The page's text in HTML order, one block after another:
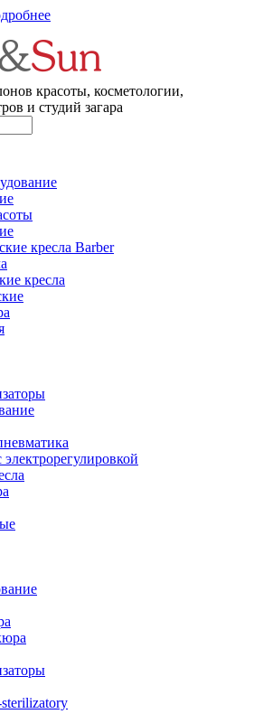
красоты, косметологии,
и студий загара
кресла Barber
кресла